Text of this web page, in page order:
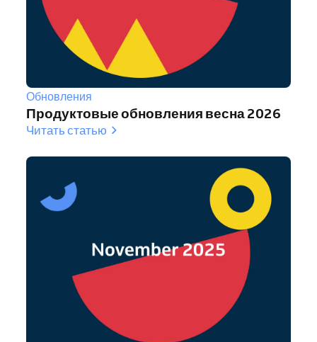
Обновления
Продуктовые обновления весна 2026
Читать статью